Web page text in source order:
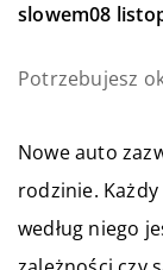
slowem08
Potrzebujesz
Nowe auto
rodzinie.
według niego